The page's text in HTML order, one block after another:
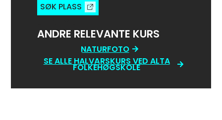
SØK PLASS
ANDRE RELEVANTE KURS
NATURFOTO
SE ALLE HALVÅRSKURS VED ALTA
FOLKEHØGSKOLE